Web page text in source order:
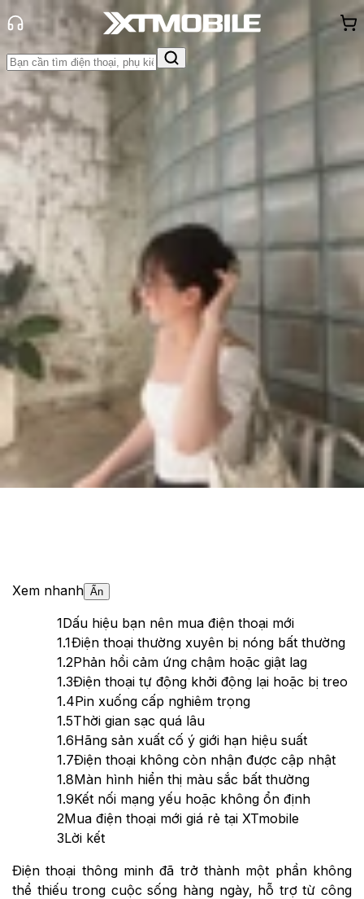
Trang chủ
Tin tức
Tư vấn
Tin Mới
Đánh Giá - Trên Tay
Khuyến
Thủ thuật Thông báoKhách
hàng - Sự kiện
9 dấu hiệu cho thấy bạn nên mua
điện thoại mới ngay và luôn!
Triệu Vy
Ngày đăng: 08/08/2025
Cập nhật:
08/08/2025
Theo dõi XTMobile trên
Xem nhanh Ẩn
1Dấu hiệu bạn nên mua điện thoại mới
1.1Điện thoại thường xuyên bị nóng bất thường
1.2Phản hồi cảm ứng chậm hoặc giật lag
1.3Điện thoại tự động khởi động lại hoặc bị treo
1.4Pin xuống cấp nghiêm trọng
1.5Thời gian sạc quá lâu
1.6Hãng sản xuất cố ý giới hạn hiệu suất
1.7Điện thoại không còn nhận được cập nhật
1.8Màn hình hiển thị màu sắc bất thường
1.9Kết nối mạng yếu hoặc không ổn định
2Mua điện thoại mới giá rẻ tại XTmobile
3Lời kết
Điện thoại thông minh đã trở thành một phần không
thể thiếu trong cuộc sống hàng ngày, hỗ trợ từ công